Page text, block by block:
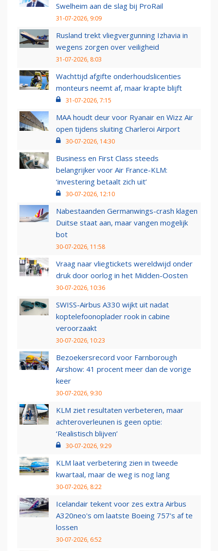
Swelheim aan de slag bij ProRail
31-07-2026, 9:09
Rusland trekt vliegvergunning Izhavia in
wegens zorgen over veiligheid
31-07-2026, 8:03
Wachttijd afgifte onderhoudslicenties
monteurs neemt af, maar krapte blijft
31-07-2026, 7:15
MAA houdt deur voor Ryanair en Wizz Air
open tijdens sluiting Charleroi Airport
30-07-2026, 14:30
Business en First Class steeds
belangrijker voor Air France-KLM:
‘investering betaalt zich uit’
30-07-2026, 12:10
Nabestaanden Germanwings-crash klagen
Duitse staat aan, maar vangen mogelijk
bot
30-07-2026, 11:58
Vraag naar vliegtickets wereldwijd onder
druk door oorlog in het Midden-Oosten
30-07-2026, 10:36
SWISS-Airbus A330 wijkt uit nadat
koptelefoonoplader rook in cabine
veroorzaakt
30-07-2026, 10:23
Bezoekersrecord voor Farnborough
Airshow: 41 procent meer dan de vorige
keer
30-07-2026, 9:30
KLM ziet resultaten verbeteren, maar
achteroverleunen is geen optie:
‘Realistisch blijven’
30-07-2026, 9:29
KLM laat verbetering zien in tweede
kwartaal, maar de weg is nog lang
30-07-2026, 8:22
Icelandair tekent voor zes extra Airbus
A320neo's om laatste Boeing 757's af te
lossen
30-07-2026, 6:52